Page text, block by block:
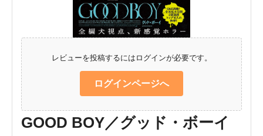
レビューを投稿するにはログインが必要です。
ログインページへ
GOOD BOY／グッド・ボーイ